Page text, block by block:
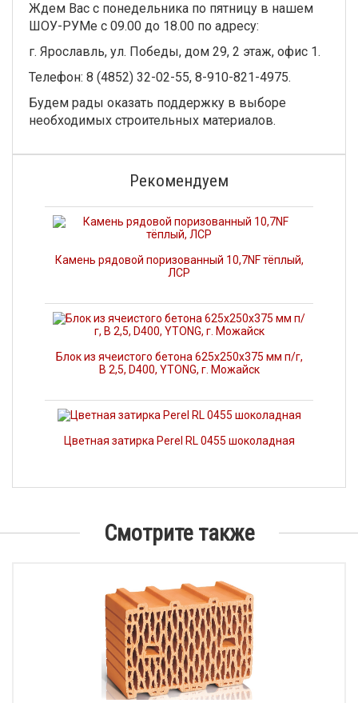
Ждем Вас с понедельника по пятницу в нашем
ШОУ-РУМе с 09.00 до 18.00 по адресу:
г. Ярославль, ул. Победы, дом 29, 2 этаж, офис 1.
Телефон: 8 (4852) 32-02-55, 8-910-821-4975.
Будем рады оказать поддержку в выборе
необходимых строительных материалов.
Рекомендуем
Камень рядовой поризованный 10,7NF тёплый,
ЛСР
Блок из ячеистого бетона 625х250х375 мм п/г,
В 2,5, D400, YTONG, г. Можайск
Цветная затирка Perel RL 0455 шоколадная
Смотрите также